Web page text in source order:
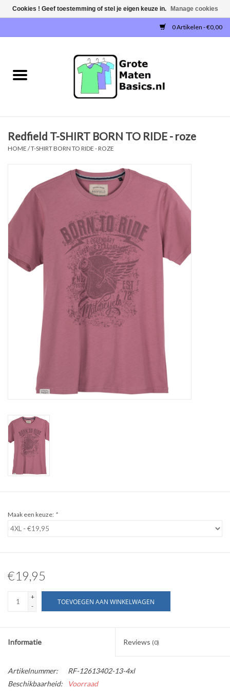
0 Artikelen - €0,00
NIEUW!
SWEATERS / SWEATVESTEN
JOGGINGBROEKEN
SINGLETS
OVERHEMDEN
BROEKEN / SHORTS
BODYWARMERS
DENIM / SPIJKERGOED
FLEECES
TRUIEN / VESTEN
JACKS / JASSEN
DAMES
Redfield T-SHIRT BORN TO RIDE - roze
HOME /T-SHIRT BORN TO RIDE - ROZE
Maak een keuze: *
€19,95
+
-
TOEVOEGEN AAN WINKELWAGEN
Informatie Reviews (0)
Artikelnummer:
RF-12613402-13-4xl
Beschikbaarheid:
Voorraad
Cookies ! Geef toestemming of stel je eigen keuze in. Manage cookies